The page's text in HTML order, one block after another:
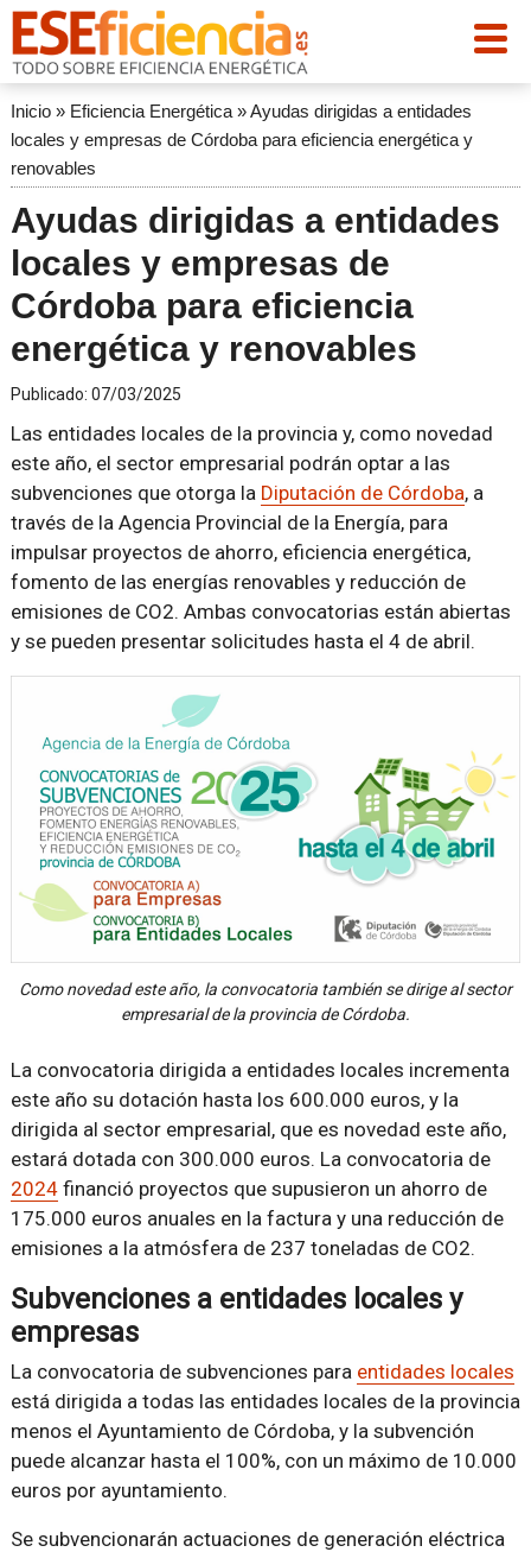
Inicio» Eficiencia Energética»Ayudas dirigidas a entidades
locales y empresas de Córdoba para eficiencia energética y
renovables
Ayudas dirigidas a entidades
locales y empresas de
Córdoba para eficiencia
energética y renovables
Publicado: 07/03/2025
Las entidades locales de la provincia y, como novedad
este año, el sector empresarial podrán optar a las
subvenciones que otorga la Diputación de Córdoba, a
través de la Agencia Provincial de la Energía, para
impulsar proyectos de ahorro, eficiencia energética,
fomento de las energías renovables y reducción de
emisiones de CO2. Ambas convocatorias están abiertas
y se pueden presentar solicitudes hasta el 4 de abril.
Como novedad este año, la convocatoria también se dirige al sector
empresarial de la provincia de Córdoba.
La convocatoria dirigida a entidades locales incrementa
este año su dotación hasta los 600.000 euros, y la
dirigida al sector empresarial, que es novedad este año,
estará dotada con 300.000 euros. La convocatoria de
2024financió proyectos que supusieron un ahorro de
175.000 euros anuales en la factura y una reducción de
emisiones a la atmósfera de 237 toneladas de CO2.
Subvenciones a entidades locales y
empresas
La convocatoria de subvenciones para entidades locales
está dirigida a todas las entidades locales de la provincia
menos el Ayuntamiento de Córdoba, y la subvención
puede alcanzar hasta el 100%, con un máximo de 10.000
euros por ayuntamiento.
Se subvencionarán actuaciones de generación eléctrica